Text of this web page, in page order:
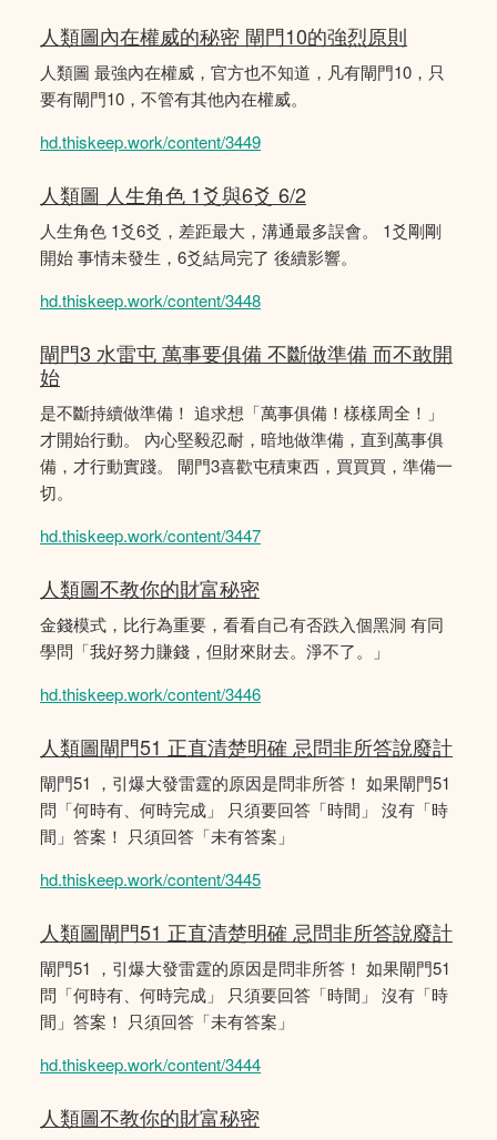
人類圖內在權威的秘密 閘門10的強烈原則
人類圖 最強內在權威，官方也不知道，凡有閘門10，只
要有閘門10，不管有其他內在權威。
hd.thiskeep.work/content/3449
人類圖 人生角色 1爻與6爻 6/2
人生角色 1爻6爻，差距最大，溝通最多誤會。 1爻剛剛
開始 事情未發生，6爻結局完了 後續影響。
hd.thiskeep.work/content/3448
閘門3 水雷屯 萬事要俱備 不斷做準備 而不敢開
始
是不斷持續做準備！ 追求想「萬事俱備！樣樣周全！」
才開始行動。 內心堅毅忍耐，暗地做準備，直到萬事俱
備，才行動實踐。 閘門3喜歡屯積東西，買買買，準備一
切。
hd.thiskeep.work/content/3447
人類圖不教你的財富秘密
金錢模式，比行為重要，看看自己有否跌入個黑洞 有同
學問「我好努力賺錢，但財來財去。淨不了。」
hd.thiskeep.work/content/3446
人類圖閘門51 正直清楚明確 忌問非所答說廢計
閘門51 ，引爆大發雷霆的原因是問非所答！ 如果閘門51
問「何時有、何時完成」 只須要回答「時間」 沒有「時
間」答案！ 只須回答「未有答案」
hd.thiskeep.work/content/3445
人類圖閘門51 正直清楚明確 忌問非所答說廢計
閘門51 ，引爆大發雷霆的原因是問非所答！ 如果閘門51
問「何時有、何時完成」 只須要回答「時間」 沒有「時
間」答案！ 只須回答「未有答案」
hd.thiskeep.work/content/3444
人類圖不教你的財富秘密